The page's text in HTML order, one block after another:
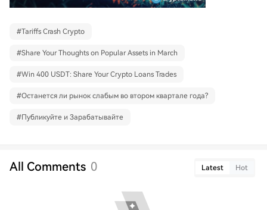
#Tariffs Crash Crypto
#Share Your Thoughts on Popular Assets in March
#Win 400 USDT: Share Your Crypto Loans Trades
#Останется ли рынок слабым во втором квартале года?
#Публикуйте и Зарабатывайте
All Comments 0 Latest Hot